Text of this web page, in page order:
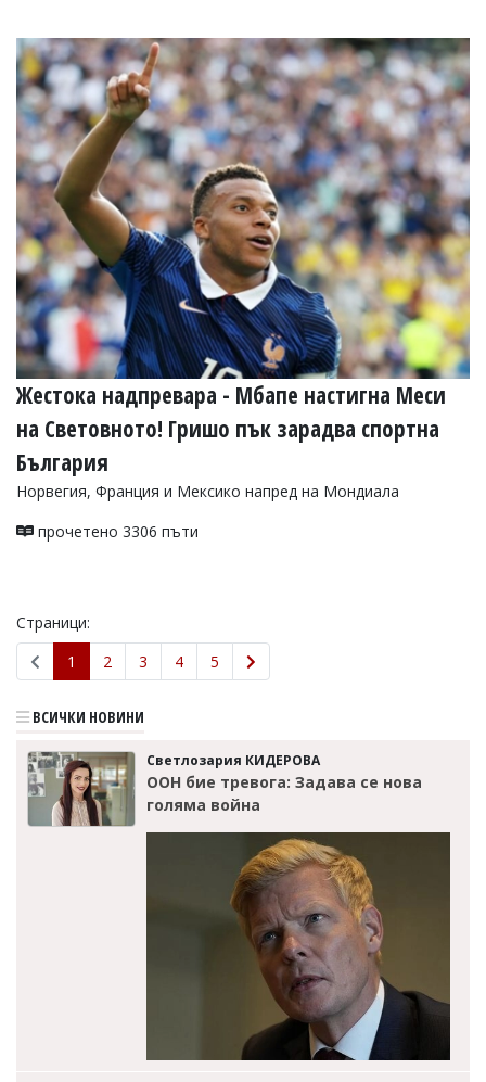
Жестока надпревара - Мбапе настигна Меси
на Световното! Гришо пък зарадва спортна
България
Норвегия, Франция и Мексико напред на Мондиала
прочетено 3306 пъти
Страници:
1
2 3 4 5
ВСИЧКИ НОВИНИ
Светлозария КИДЕРОВА
ООН бие тревога: Задава се нова
голяма война